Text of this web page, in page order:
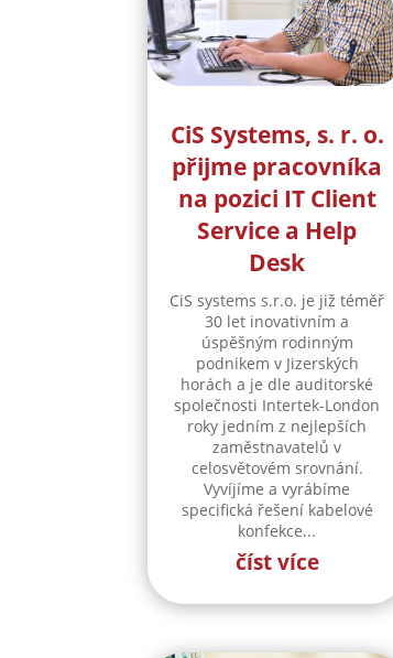
CiS Systems, s. r. o.
přijme pracovníka
na pozici IT Client
Service a Help
Desk
CiS systems s.r.o. je již téměř
30 let inovativním a
úspěšným rodinným
podnikem v Jizerských
horách a je dle auditorské
společnosti Intertek-London
roky jedním z nejlepších
zaměstnavatelů v
celosvětovém srovnání.
Vyvíjíme a vyrábíme
specifická řešení kabelové
konfekce...
číst více